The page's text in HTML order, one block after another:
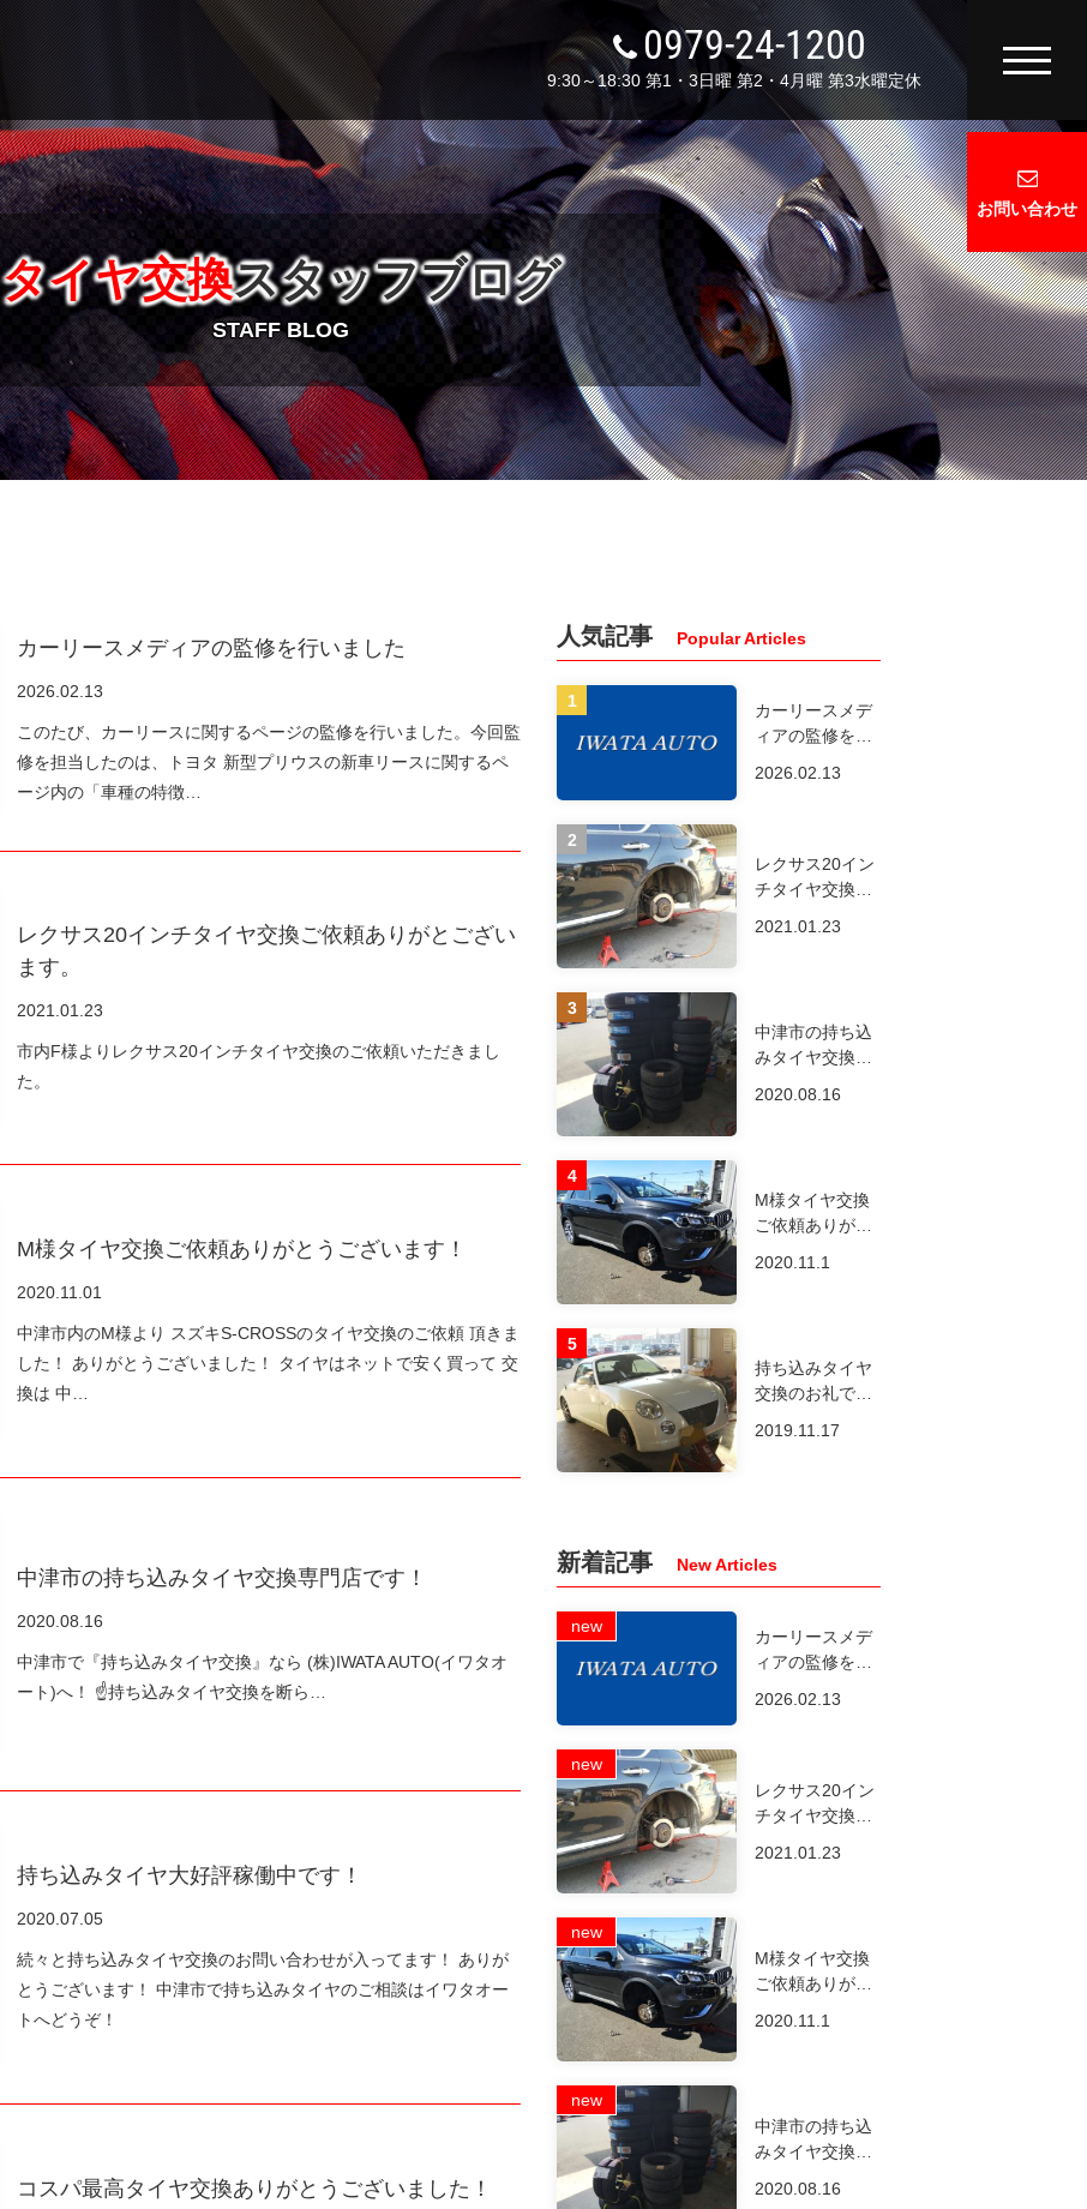
0979-24-1200
9:30～18:30 第1・3日曜 第2・4月曜 第3水曜定休
お問い合わせ
タイヤ交換スタッフブログ
STAFF BLOG
カーリースメディアの監修を行いました
2026.02.13
このたび、カーリースに関するページの監修を行いました。今回監
修を担当したのは、トヨタ 新型プリウスの新車リースに関するペ
ージ内の「車種の特徴…
レクサス20インチタイヤ交換ご依頼ありがとござい
ます。
2021.01.23
市内F様よりレクサス20インチタイヤ交換のご依頼いただきまし
た。
M様タイヤ交換ご依頼ありがとうございます！
2020.11.01
中津市内のM様より スズキS-CROSSのタイヤ交換のご依頼 頂きま
した！ ありがとうございました！ タイヤはネットで安く買って 交
換は 中…
中津市の持ち込みタイヤ交換専門店です！
2020.08.16
中津市で『持ち込みタイヤ交換』なら (株)IWATA AUTO(イワタオ
ート)へ！ ☝️持ち込みタイヤ交換を断ら…
持ち込みタイヤ大好評稼働中です！
2020.07.05
続々と持ち込みタイヤ交換のお問い合わせが入ってます！ ありが
とうございます！ 中津市で持ち込みタイヤのご相談はイワタオー
トへどうぞ！
コスパ最高タイヤ交換ありがとうございました！
人気記事
カーリースメデ
ィアの監修を行
2026.02.13
レクサス20イン
チタイヤ交換ご
2021.01.23
中津市の持ち込
みタイヤ交換専
2020.08.16
M様タイヤ交換
ご依頼ありがと
2020.11.1
持ち込みタイヤ
交換のお礼です
2019.11.17
新着記事
カーリースメデ
ィアの監修を行
2026.02.13
レクサス20イン
チタイヤ交換ご
ざいます。
2021.01.23
M様タイヤ交換
ご依頼ありがと
2020.11.1
中津市の持ち込
みタイヤ交換専
2020.08.16